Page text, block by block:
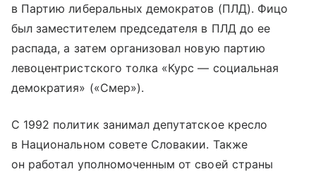
в Партию либеральных демократов (ПЛД). Фицо
был заместителем председателя в ПЛД до ее
распада, а затем организовал новую партию
левоцентристского толка «Курс — социальная
демократия» («Смер»).
С 1992 политик занимал депутатское кресло
в Национальном совете Словакии. Также
он работал уполномоченным от своей страны